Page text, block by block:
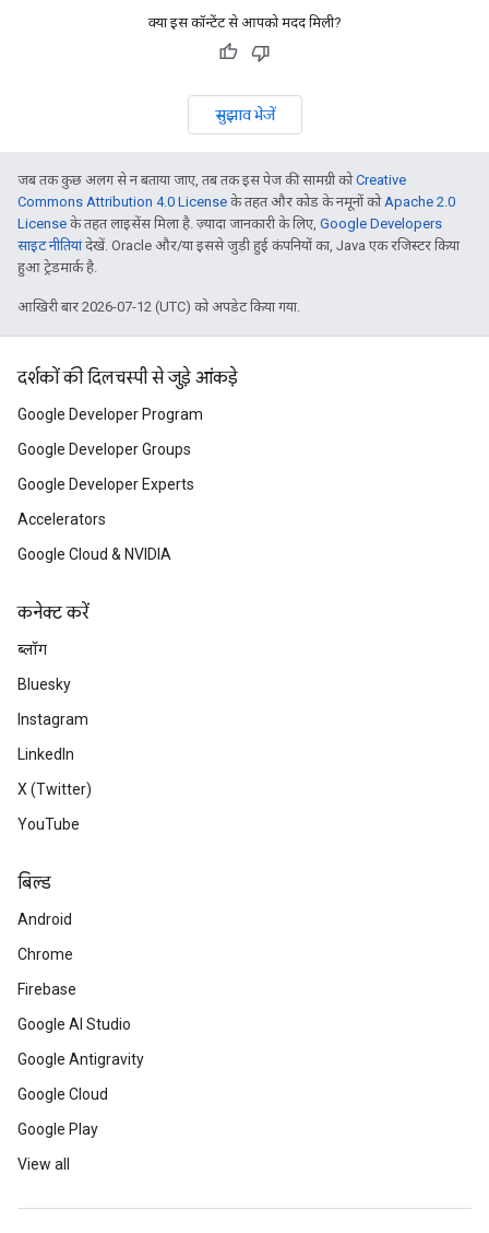
क्या इस कॉन्टेंट से आपको मदद मिली?
सुझाव भेजें
जब तक कुछ अलग से न बताया जाए, तब तक इस पेज की सामग्री कोCreative
Commons Attribution 4.0 License के तहत और कोड के नमूनों कोApache 2.0
License के तहत लाइसेंस मिला है. ज़्यादा जानकारी के लिए, Google Developers
साइट नीतियांदेखें. Oracle और/या इससे जुड़ी हुई कंपनियों का, Java एक रजिस्टर किया
हुआ ट्रेडमार्क है.
आखिरी बार 2026-07-12 (UTC) को अपडेट किया गया.
दर्शकों की दिलचस्पी से जुड़े आंकड़े
Google Developer Program
Google Developer Groups
Google Developer Experts
Accelerators
Google Cloud & NVIDIA
कनेक्ट करें
ब्लॉग
Bluesky
Instagram
LinkedIn
X (Twitter)
YouTube
बिल्ड
Android
Chrome
Firebase
Google AI Studio
Google Antigravity
Google Cloud
Google Play
View all